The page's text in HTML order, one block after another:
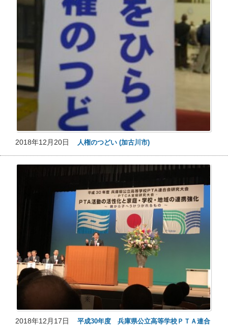
2018年12月20日 人権のつどい (加古川市)
2018年12月17日 平成30年度 兵庫県公立高等学校ＰＴＡ連合